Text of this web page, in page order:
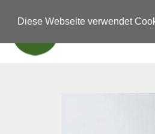
Diese Webseite verwendet